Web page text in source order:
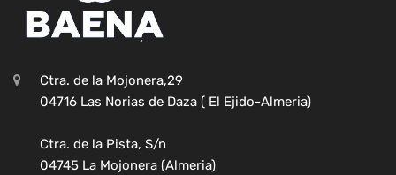
Ctra. de la Mojonera,29
04716 Las Norias de Daza ( El Ejido-Almeria)
Ctra. de la Pista, S/n
04745 La Mojonera (Almeria)